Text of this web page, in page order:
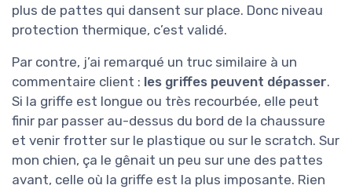
plus de pattes qui dansent sur place. Donc niveau
protection thermique, c’est validé.
Par contre, j’ai remarqué un truc similaire à un
commentaire client : les griffes peuvent dépasser.
Si la griffe est longue ou très recourbée, elle peut
finir par passer au-dessus du bord de la chaussure
et venir frotter sur le plastique ou sur le scratch. Sur
mon chien, ça le gênait un peu sur une des pattes
avant, celle où la griffe est la plus imposante. Rien